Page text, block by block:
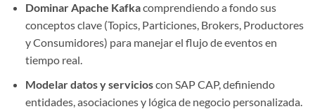
Dominar Apache Kafkacomprendiendo a fondo sus
conceptos clave (Topics, Particiones, Brokers, Productores
y Consumidores) para manejar el flujo de eventos en
tiempo real.
Modelar datos y servicioscon SAP CAP, definiendo
entidades, asociaciones y lógica de negocio personalizada.